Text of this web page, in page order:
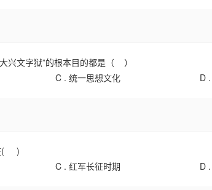
兴文字狱”的根本目的都是（ ）
C . 统一思想文化 D .
( )
C . 红军长征时期 D .